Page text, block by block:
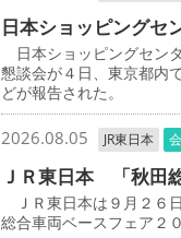
日本ショッピング
日本ショッピングセン
懇談会が４日、東京都内
どが報告された。
2026.08.05 JR東日本
ＪＲ東日本 「秋田
ＪＲ東日本は９月２６
総合車両ベースフェア２